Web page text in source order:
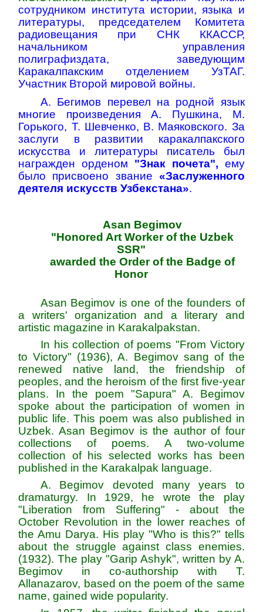
сотрудником института истории, языка и
литературы, председателем Комитета
радиовещания при СНК ККАССР,
начальником управления
полиграфиздата, заведующим
Каракалпакским отделением УзТАГ.
Участник Второй мировой войны.
А. Бегимов перевел на родной язык
многие произведения А. Пушкина, М.
Горького, Т. Шевченко, В. Маяковского. За
заслуги в развитии каракалпакского
искусства и литературы писатель был
награжден орденом "Знак почета", ему
было присвоено звание «Заслуженного
деятеля искусств Узбекстана».
Asan Begimov
"Honored Art Worker of the Uzbek
SSR"
awarded the Order of the Badge of
Honor
Asan Begimov is one of the founders of
a writers' organization and a literary and
artistic magazine in Karakalpakstan.
In his collection of poems "From Victory
to Victory" (1936), A. Begimov sang of the
renewed native land, the friendship of
peoples, and the heroism of the first five-year
plans. In the poem "Sapura" A. Begimov
spoke about the participation of women in
public life. This poem was also published in
Uzbek. Asan Begimov is the author of four
collections of poems. A two-volume
collection of his selected works has been
published in the Karakalpak language.
A. Begimov devoted many years to
dramaturgy. In 1929, he wrote the play
"Liberation from Suffering" - about the
October Revolution in the lower reaches of
the Amu Darya. His play "Who is this?" tells
about the struggle against class enemies.
(1932). The play "Garip Ashyk", written by A.
Begimov in co-authorship with T.
Allanazarov, based on the poem of the same
name, gained wide popularity.